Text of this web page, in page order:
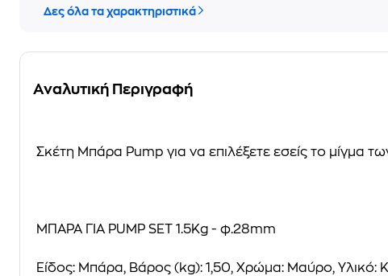
Δες όλα τα χαρακτηριστικά
Αναλυτική Περιγραφή
Σκέτη Μπάρα Pump για να επιλέξετε εσείς το μίγμα
ΜΠΑΡΑ ΓΙΑ PUMP SET 1.5Kg - φ.28mm
Είδος: Μπάρα, Βάρος (kg): 1,50, Χρώμα: Μαύρο, Υλικό: